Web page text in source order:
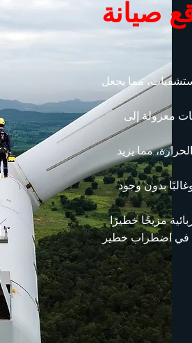
صيانة
مما يجعل
معزولة إلى
مما يزيد
بدون وجود
مزيجًا خطيرًا
المتردد أن يتسبب في اضطراب خطير